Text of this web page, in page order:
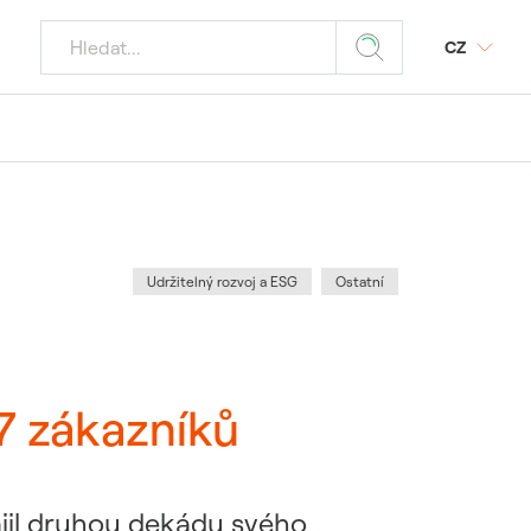
a
CZ
Kategorie:
Udržitelný rozvoj a ESG Ostatní
zákazníků
druhou dekádu svého